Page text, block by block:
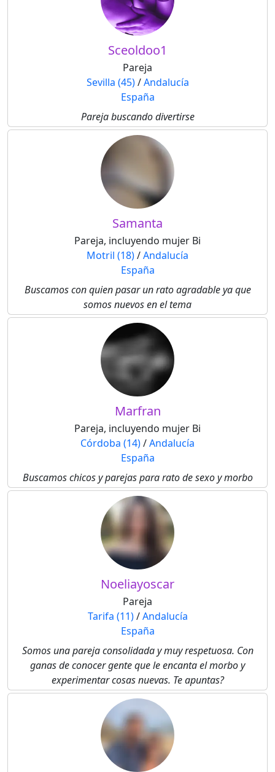
Sceoldoo1
Pareja
Sevilla (45)/Andalucía
España
Pareja buscando divertirse
Samanta
Pareja, incluyendo mujer Bi
Motril (18)/Andalucía
España
Buscamos con quien pasar un rato agradable ya que
somos nuevos en el tema
Marfran
Pareja, incluyendo mujer Bi
Córdoba (14)/Andalucía
España
Buscamos chicos y parejas para rato de sexo y morbo
Noeliayoscar
Pareja
Tarifa (11)/Andalucía
España
Somos una pareja consolidada y muy respetuosa. Con
ganas de conocer gente que le encanta el morbo y
experimentar cosas nuevas. Te apuntas?